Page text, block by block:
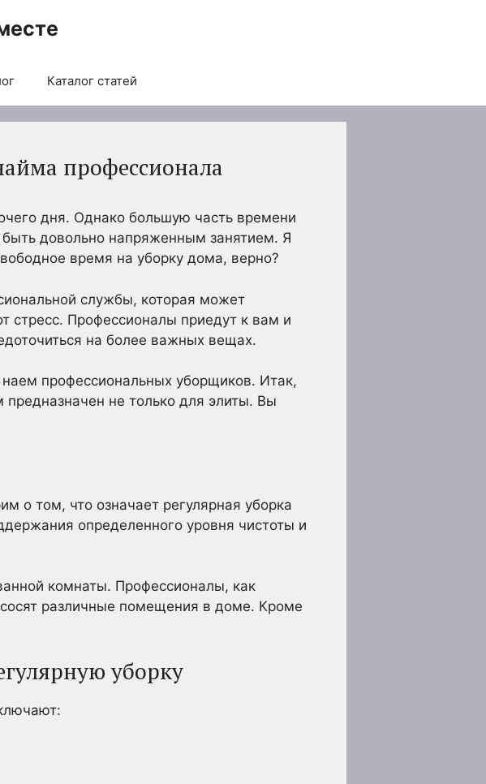
Каталог статей
профессионала
дня. Однако большую часть времени
довольно напряженным занятием. Я
время на уборку дома, верно?
службы, которая может
стресс. Профессионалы приедут к вам и
на более важных вещах.
профессиональных уборщиков. Итак,
предназначен не только для элиты. Вы
о том, что означает регулярная уборка
определенного уровня чистоты и
комнаты. Профессионалы, как
различные помещения в доме. Кроме
уборку